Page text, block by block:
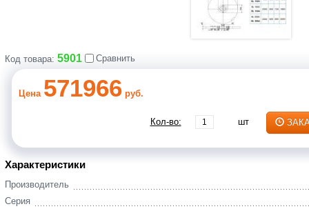
Код товара: 5901 Сравнить
Цена 571966 руб.
Кол-во: шт
Характеристики
Производитель
Серия